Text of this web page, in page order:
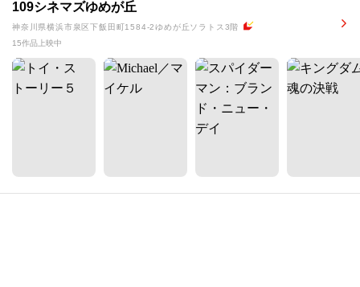
109シネマズゆめが丘
神奈川県横浜市泉区下飯田町1584-2ゆめが丘ソラトス3階
15作品上映中